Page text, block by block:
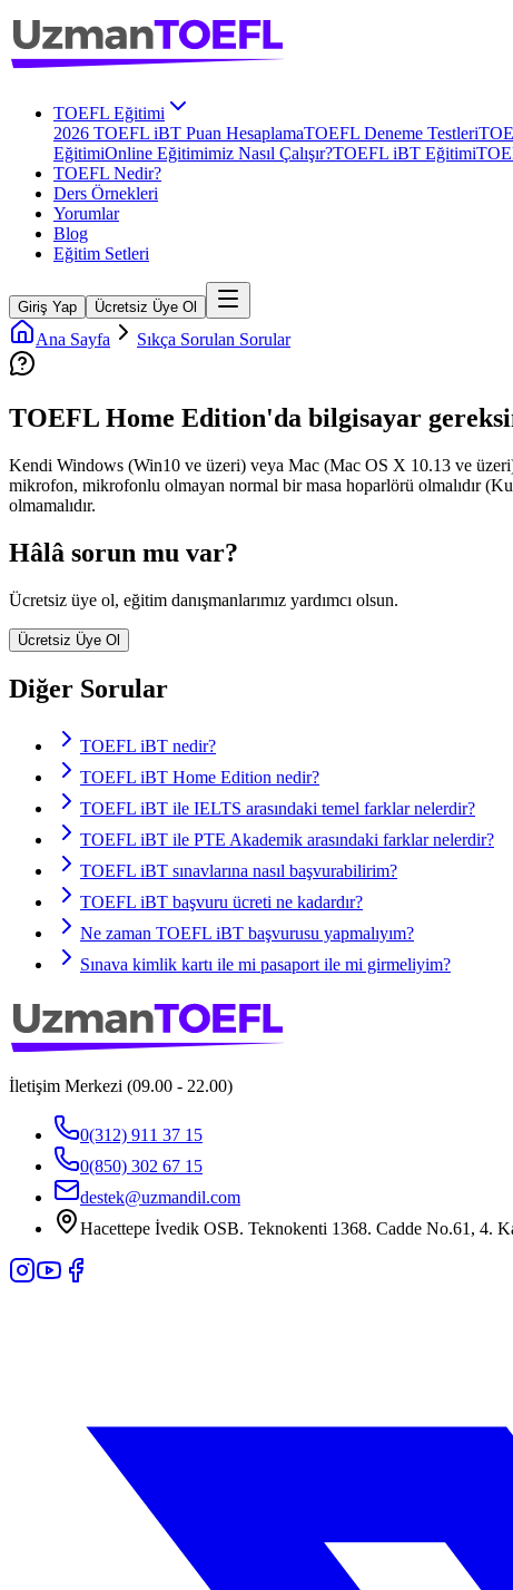
TOEFL Eğitimi
2026 TOEFL iBT Puan HesaplamaTOEFL Deneme Testleri
EğitimiOnline Eğitimimiz Nasıl Çalışır?TOEFL iBT Eğitimi
TOEFL Nedir?
Ders Örnekleri
Yorumlar
Blog
Eğitim Setleri
Giriş Yap Ücretsiz Üye Ol
Ana Sayfa Sıkça Sorulan Sorular
TOEFL Home Edition'da bilgisayar
Kendi Windows (Win10 ve üzeri) veya Mac (Mac OS X 10.13 ve
mikrofon, mikrofonlu olmayan normal bir masa hoparlörü olmalıdır
olmamalıdır.
Hâlâ sorun mu var?
Ücretsiz üye ol, eğitim danışmanlarımız yardımcı olsun.
Ücretsiz Üye Ol
Diğer Sorular
TOEFL iBT nedir?
TOEFL iBT Home Edition nedir?
TOEFL iBT ile IELTS arasındaki temel farklar nelerdir?
TOEFL iBT ile PTE Akademik arasındaki farklar nelerdir?
TOEFL iBT sınavlarına nasıl başvurabilirim?
TOEFL iBT başvuru ücreti ne kadardır?
Ne zaman TOEFL iBT başvurusu yapmalıyım?
Sınava kimlik kartı ile mi pasaport ile mi girmeliyim?
İletişim Merkezi (09.00 - 22.00)
0(312) 911 37 15
0(850) 302 67 15
destek@uzmandil.com
Hacettepe İvedik OSB. Teknokenti 1368. Cadde No.61,